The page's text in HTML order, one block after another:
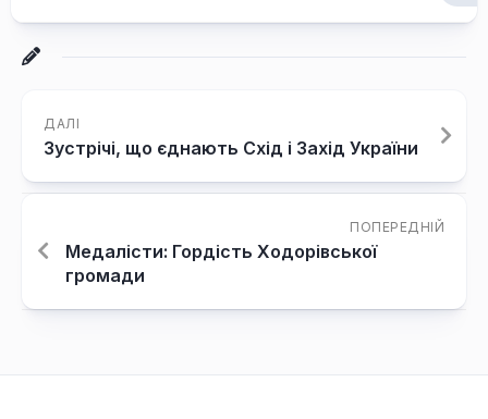
ДАЛІ
Зустрічі, що єднають Схід і Захід України
ПОПЕРЕДНІЙ
Медалісти: Гордість Ходорівської
громади